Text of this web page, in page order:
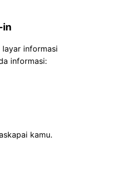
in
layar informasi
informasi:
kamu.